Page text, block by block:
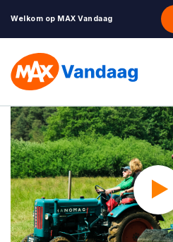
Welkom op MAX Vandaag